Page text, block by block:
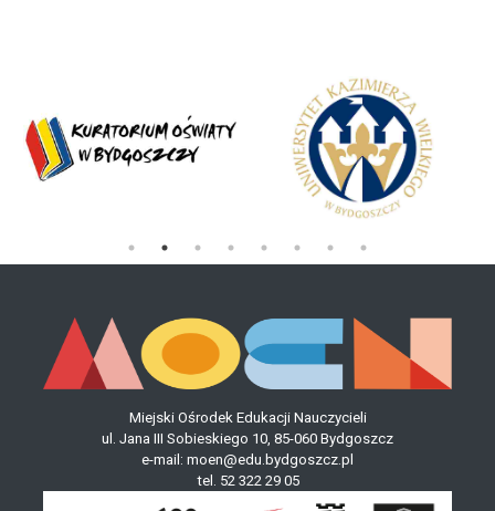
Miejski Ośrodek Edukacji Nauczycieli
ul. Jana III Sobieskiego 10, 85-060 Bydgoszcz
e-mail: moen@edu.bydgoszcz.pl
tel. 52 322 29 05